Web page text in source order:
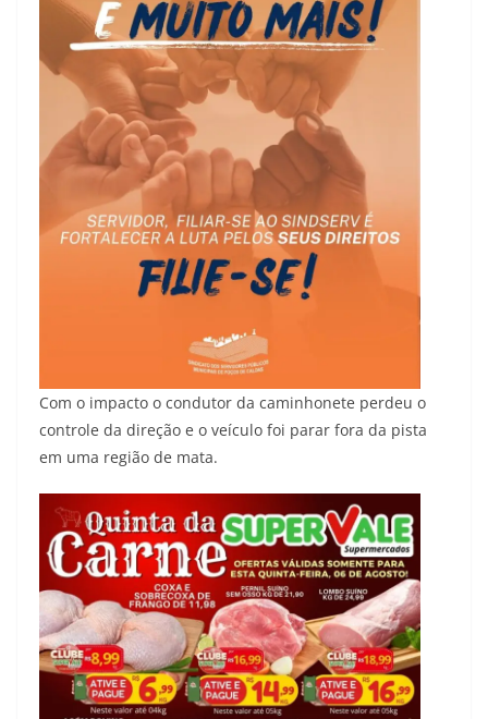
Com o impacto o condutor da caminhonete perdeu o
controle da direção e o veículo foi parar fora da pista
em uma região de mata.